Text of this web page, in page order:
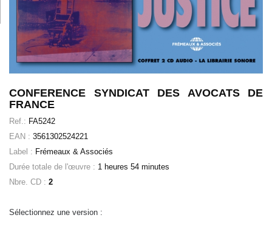
CONFERENCE SYNDICAT DES AVOCATS DE
FRANCE
Ref.: FA5242
EAN : 3561302524221
Label : Frémeaux & Associés
Durée totale de l'œuvre : 1 heures 54 minutes
Nbre. CD : 2
Sélectionnez une version :